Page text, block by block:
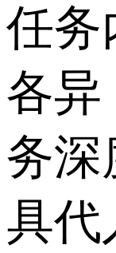
任务
各异
务深
具代